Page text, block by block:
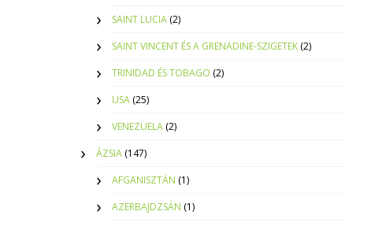
SAINT LUCIA (2)
SAINT VINCENT ÉS A GRENADINE-SZIGETEK (2)
TRINIDAD ÉS TOBAGO (2)
USA (25)
VENEZUELA (2)
ÁZSIA (147)
AFGANISZTÁN (1)
AZERBAJDZSÁN (1)